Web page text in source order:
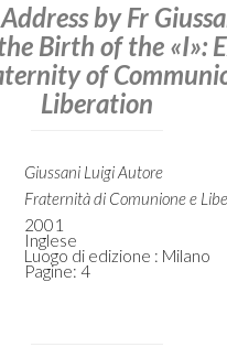
by Fr
Birth of the «I»:
of
Liberation
Giussani Luigi Autore
Fraternità di Comunione e
2001
Inglese
Luogo di edizione : Milano
Pagine: 4